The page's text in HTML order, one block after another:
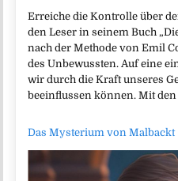
Erreiche die Kontrolle über
den Leser in seinem Buch
nach der Methode von Emil
des Unbewussten. Auf eine
wir durch die Kraft unseres
beeinflussen können. Mit den
Das Mysterium von Malbackt